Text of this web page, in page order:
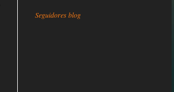
Seguidores blog